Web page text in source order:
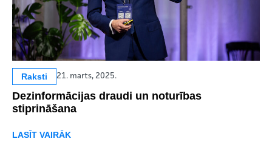
Raksti 21. marts, 2025.
Dezinformācijas draudi un noturības
stiprināšana
LASĪT VAIRĀK